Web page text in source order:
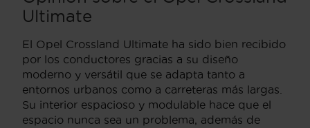
Ultimate
El Opel Crossland Ultimate ha sido bien recibido
por los conductores gracias a su diseño
moderno y versátil que se adapta tanto a
entornos urbanos como a carreteras más largas.
Su interior espacioso y modulable hace que el
espacio nunca sea un problema, además de